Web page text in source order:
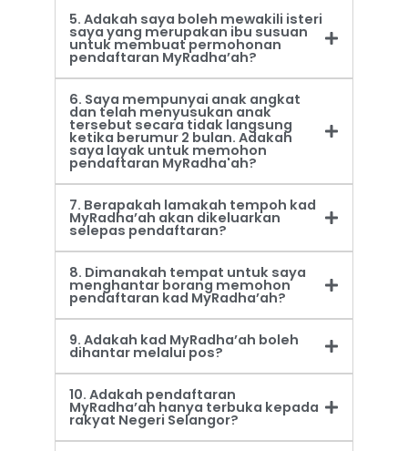
5. Adakah saya boleh mewakili isteri
saya yang merupakan ibu susuan
untuk membuat permohonan
pendaftaran MyRadha’ah?
6. Saya mempunyai anak angkat
dan telah menyusukan anak
tersebut secara tidak langsung
ketika berumur 2 bulan. Adakah
saya layak untuk memohon
pendaftaran MyRadha'ah?
7. Berapakah lamakah tempoh kad
MyRadha’ah akan dikeluarkan
selepas pendaftaran?
8. Dimanakah tempat untuk saya
menghantar borang memohon
pendaftaran kad MyRadha’ah?
9. Adakah kad MyRadha’ah boleh
dihantar melalui pos?
10. Adakah pendaftaran
MyRadha’ah hanya terbuka kepada
rakyat Negeri Selangor?